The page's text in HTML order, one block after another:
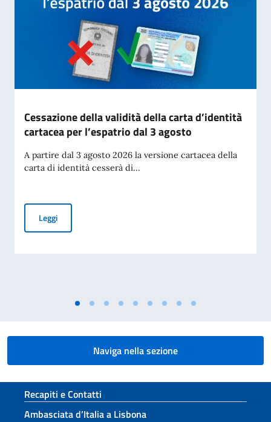
Cessazione della validità della carta d’identità
cartacea per l’espatrio dal 3 agosto
A partire dal 3 agosto 2026 la versione cartacea della
carta di identità cesserà di...
LeggiCessazione della validità della carta d’identità cartacea
Naviga nella sezione
Sezione footer
Recapiti e Contatti
Ambasciata d’Italia a Lisbona